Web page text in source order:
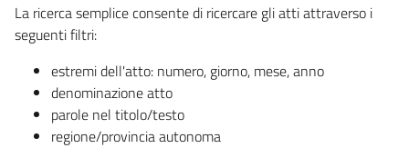
La ricerca semplice consente di ricercare gli atti attraverso i
seguenti filtri:
estremi dell'atto: numero, giorno, mese, anno
denominazione atto
parole nel titolo/testo
regione/provincia autonoma